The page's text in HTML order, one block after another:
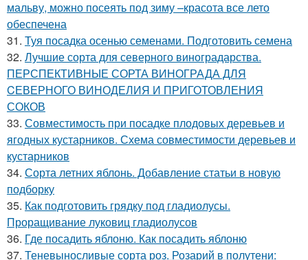
мальву, можно посеять под зиму –красота все лето
обеспечена
31. Туя посадка осенью семенами. Подготовить семена
32. Лучшие сорта для северного виноградарства.
ПЕРСПЕКТИВНЫЕ СОРТА ВИНОГРАДА ДЛЯ
CЕВЕРНОГО ВИНОДЕЛИЯ И ПРИГОТОВЛЕНИЯ
СОКОВ
33. Совместимость при посадке плодовых деревьев и
ягодных кустарников. Схема совместимости деревьев и
кустарников
34. Сорта летних яблонь. Добавление статьи в новую
подборку
35. Как подготовить грядку под гладиолусы.
Проращивание луковиц гладиолусов
36. Где посадить яблоню. Как посадить яблоню
37. Теневыносливые сорта роз. Розарий в полутени: